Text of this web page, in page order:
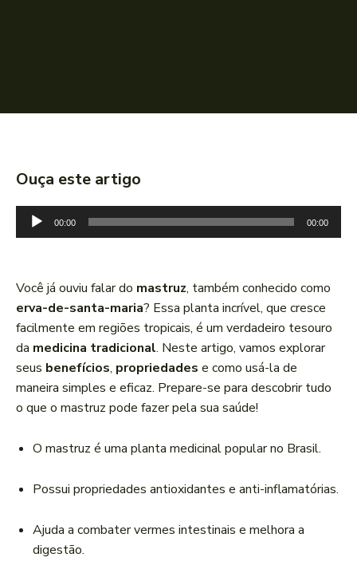
Ouça este artigo
o
d
o
r
d
e
á
u
00:00 00:00
Você já ouviu falar do mastruz, também conhecido como
erva-de-santa-maria? Essa planta incrível, que cresce
facilmente em regiões tropicais, é um verdadeiro tesouro
da medicina tradicional. Neste artigo, vamos explorar
seus benefícios, propriedades e como usá-la de
maneira simples e eficaz. Prepare-se para descobrir tudo
o que o mastruz pode fazer pela sua saúde!
O mastruz é uma planta medicinal popular no Brasil.
Possui propriedades antioxidantes e anti-inflamatórias.
Ajuda a combater vermes intestinais e melhora a
digestão.